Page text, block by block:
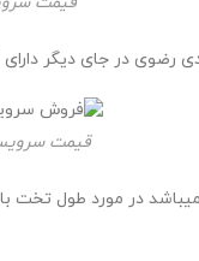
رضوی در جای دیگر
قیمت
طول تخت باید گفت که دارای طول